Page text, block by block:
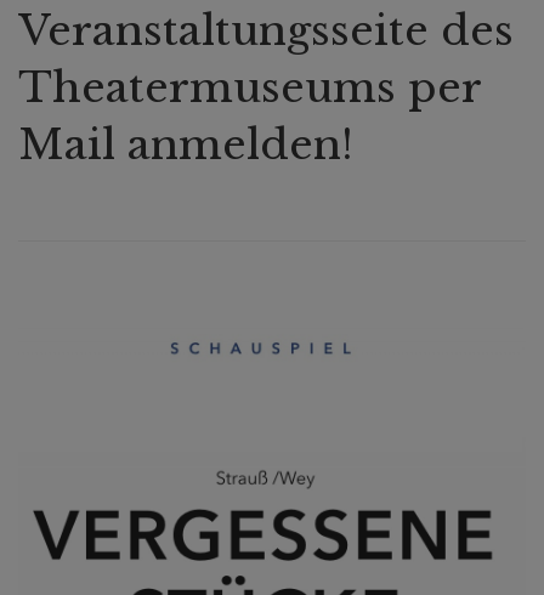
Veranstaltungsseite des
Theatermuseums per
Mail anmelden!